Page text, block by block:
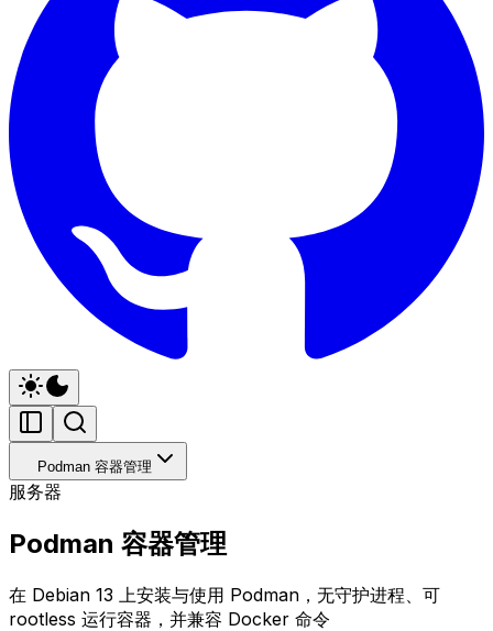
Podman 容器管理
服务器
Podman 容器管理
在 Debian 13 上安装与使用 Podman，无守护进程、可
rootless 运行容器，并兼容 Docker 命令